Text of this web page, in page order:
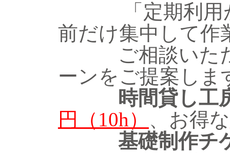
「定期利用が
前だけ集中して作
ご相談いただ
ーンをご提案しま
時間貸し工
円（10h） 、お得な
基礎制作チ